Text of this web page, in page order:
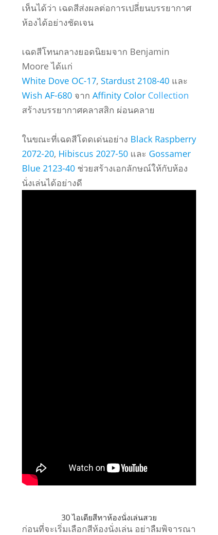
เห็นได้ว่า เฉดสีส่งผลต่อการเปลี่ยนบรรยากาศ
ห้องได้อย่างชัดเจน
เฉดสีโทนกลางยอดนิยมจาก Benjamin
Moore ได้แก่
White Dove OC-17, Stardust 2108-40และ
Wish AF-680จาก Affinity ColorCollection
สร้างบรรยากาศคลาสสิก ผ่อนคลาย
ในขณะที่เฉดสีโดดเด่นอย่าง Black Raspberry
2072-20, Hibiscus 2027-50และ Gossamer
Blue 2123-40ช่วยสร้างเอกลักษณ์ให้กับห้อง
นั่งเล่นได้อย่างดี
30 ไอเดียสีทาห้องนั่งเล่นสวย
ก่อนที่จะเริ่มเลือกสีห้องนั่งเล่น อย่าลืมพิจารณา